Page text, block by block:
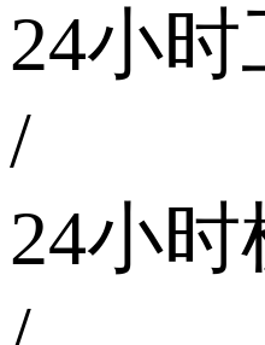
24小时
/
24小